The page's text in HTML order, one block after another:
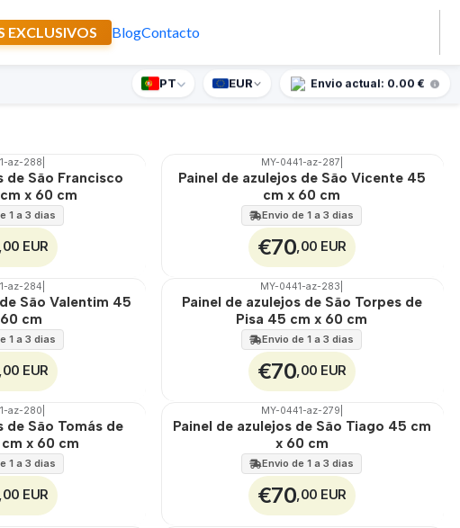
EXCLUSIVOS BlogContacto
presente supresa para encomendas superiores a 90€
PT EUR Envio actual: 0.00 €
Filtros
az-288
de São Francisco
x 60 cm
1 a 3 dias
,00 EUR
🇵🇹
EXT.
MY-0441-az-287
Painel de azulejos de São Vicente 45
cm x 60 cm
Envio de 1 a 3 dias
€70 ,00 EUR
az-284
São Valentim 45
cm
1 a 3 dias
,00 EUR
🇵🇹
EXT.
MY-0441-az-283
Painel de azulejos de São Torpes de
Pisa 45 cm x 60 cm
Envio de 1 a 3 dias
€70 ,00 EUR
az-280
de São Tomás de
x 60 cm
1 a 3 dias
,00 EUR
🇵🇹
EXT.
MY-0441-az-279
Painel de azulejos de São Tiago 45 cm
x 60 cm
Envio de 1 a 3 dias
€70 ,00 EUR